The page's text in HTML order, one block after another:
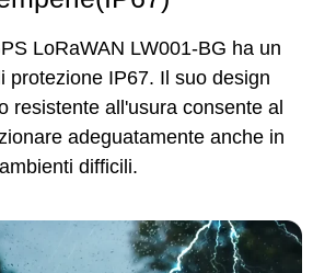
LoRaWAN LW001-BG ha un
protezione IP67. Il suo design
resistente all'usura consente al
adeguatamente anche in
ambienti difficili.